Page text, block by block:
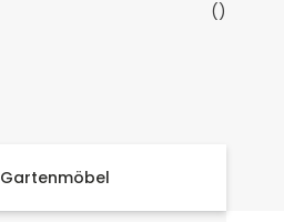
Gartenmöbel